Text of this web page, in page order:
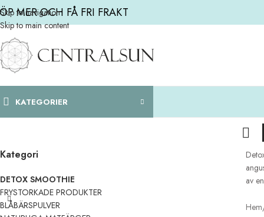
Skip to navigation
Skip to main content
MER OCH FÅ FRI FRAKT
KATEGORIER
Kategori
DETOX SMOOTHIE
FRYSTORKADE PRODUKTER
BLÅBÄRSPULVER
av
Hem